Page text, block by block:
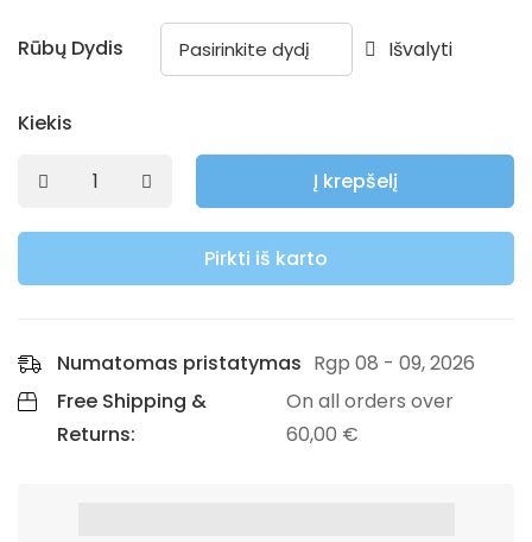
Rūbų Dydis Išvalyti
Kiekis
Į krepšelį
Pirkti iš karto
Numatomas pristatymas Rgp 08 - 09, 2026
Free Shipping &
Returns:
On all orders over
60,00 €